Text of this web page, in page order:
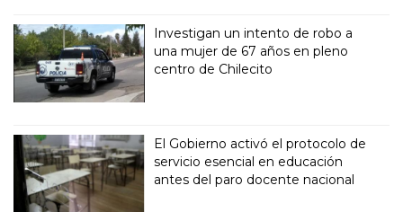
Investigan un intento de robo a
una mujer de 67 años en pleno
centro de Chilecito
El Gobierno activó el protocolo de
servicio esencial en educación
antes del paro docente nacional